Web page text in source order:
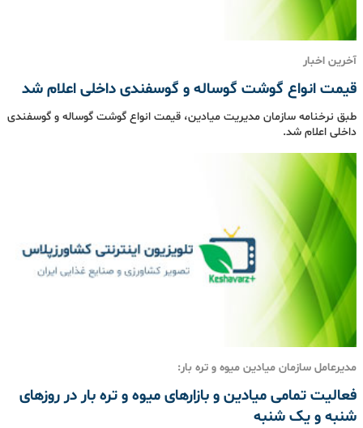
آخرین اخبار
قیمت انواع گوشت گوساله و گوسفندی داخلی اعلام شد
طبق نرخنامه سازمان مدیریت میادین، قیمت انواع گوشت گوساله و گوسفندی
داخلی اعلام شد.
مدیرعامل سازمان میادین میوه و تره بار:
فعالیت تمامی میادین و بازارهای میوه و تره بار در روزهای
شنبه و یک شنبه